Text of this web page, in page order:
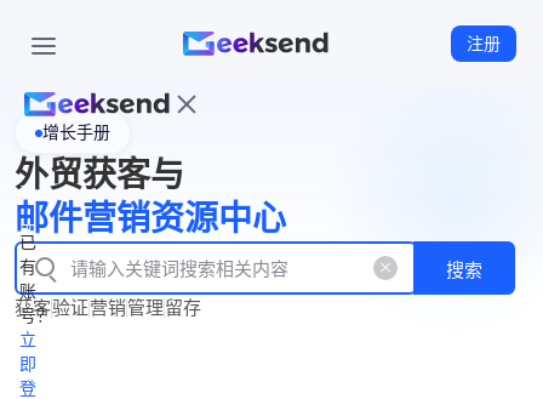
注册
页
WhatsApp
企业号
New
产
品
功
能
产
品
价
格
资
源
中
立
即
注
册
已
有
账
号？
立
即
登
增长手册
外贸获客与
邮件营销资源中心
搜索
获客验证营销管理留存